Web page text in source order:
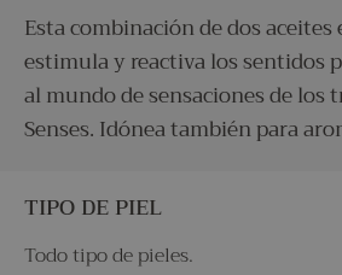
Esta combinación de dos aceites
estimula y reactiva los sentidos
al mundo de sensaciones de los
Senses. Idónea también para
TIPO DE PIEL
Todo tipo de pieles.